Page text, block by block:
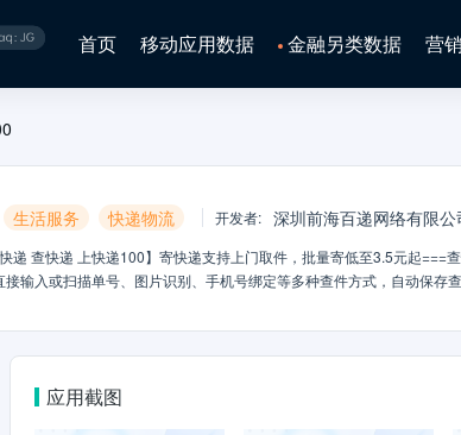
首页 移动应用数据 金融另类数据 营
生活服务 快递物流 开发者: 深圳前海百递网络有限公
快递 查快递 上快递100】寄快递支持上门取件，批量寄低至3.5元起
接输入或扫描单号、图片识别、手机号绑定等多种查件方式，自动保存
掌握快递最新动向！===寄快递，多样场景随心选择===【比价寄件】
购物无忧退；【国际港澳台寄件】支持市面知名快递公司，如FEDEX
应用截图